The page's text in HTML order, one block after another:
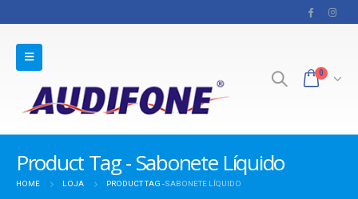
0
Product Tag - Sabonete Líquido
HOME LOJA PRODUCT TAG -SABONETE LÍQUIDO